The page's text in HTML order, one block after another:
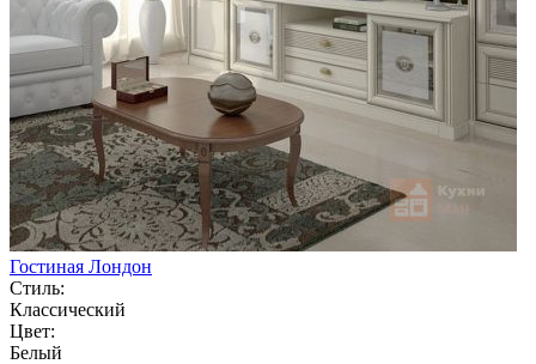
Гостиная Лондон
Стиль:
Классический
Цвет:
Белый